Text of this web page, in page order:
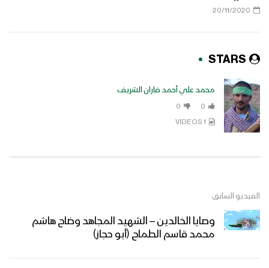
20/11/2020
STARS
محمد علي أحمد فاران الشريف
0
0
1 VIDEOS
الفيديو السابق
وصايا الخالدين – الشهيد المجاهد وضاح هاشم
محمد قاسم الطماح (أبو حجاز)